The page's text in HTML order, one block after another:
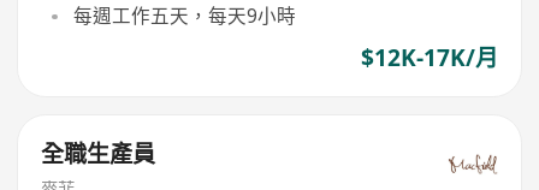
每週工作五天，每天9小時
$12K-17K/月
全職生產員